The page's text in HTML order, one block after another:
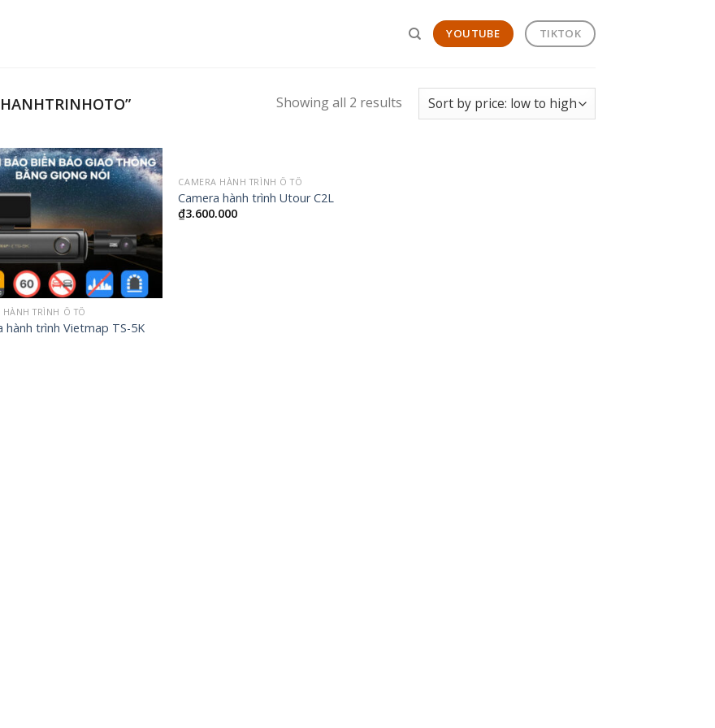
YOUTUBE TIKTOK
Showing all 2 results
HÀNH TRÌNH Ô TÔ
hành trình Vietmap TS-5K
CAMERA HÀNH TRÌNH Ô TÔ
Camera hành trình Utour C2L
₫3.600.000